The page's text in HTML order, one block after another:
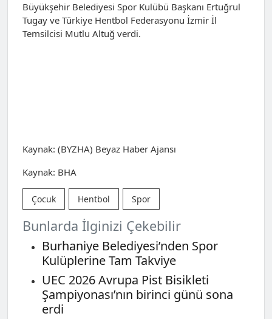
Büyükşehir Belediyesi Spor Kulübü Başkanı Ertuğrul
Tugay ve Türkiye Hentbol Federasyonu İzmir İl
Temsilcisi Mutlu Altuğ verdi.
Kaynak: (BYZHA) Beyaz Haber Ajansı
Kaynak: BHA
Çocuk Hentbol Spor
Bunlarda İlginizi Çekebilir
Burhaniye Belediyesi’nden Spor
Kulüplerine Tam Takviye
UEC 2026 Avrupa Pist Bisikleti
Şampiyonası’nın birinci günü sona
erdi